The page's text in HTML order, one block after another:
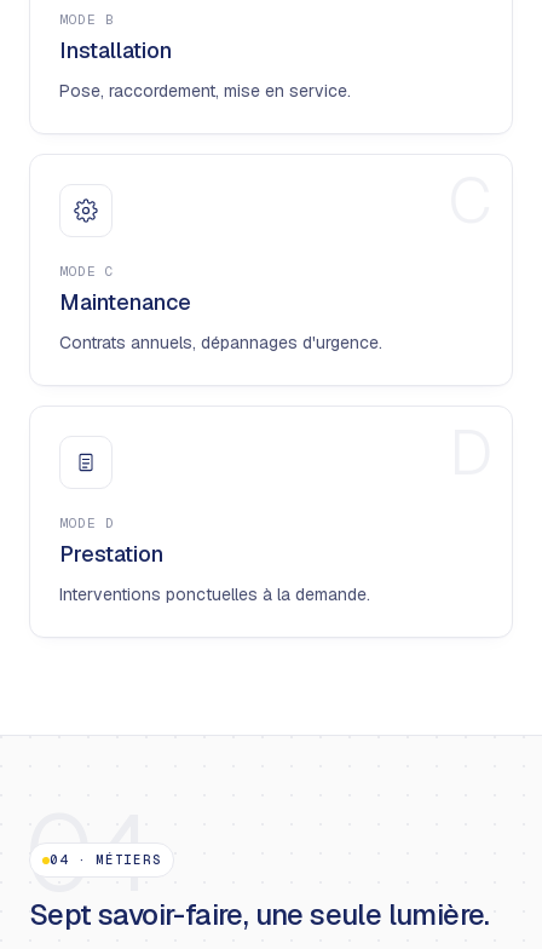
MODE B
Installation
Pose, raccordement, mise en service.
MODE C
Maintenance
Contrats annuels, dépannages d'urgence.
MODE D
Prestation
Interventions ponctuelles à la demande.
04
04 ·MÉTIERS
Sept savoir-faire, une seule lumière.